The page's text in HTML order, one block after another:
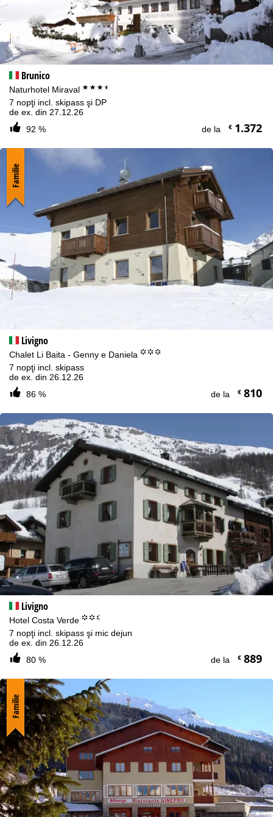
Brunico
Naturhotel Miraval ***+
7 nopţi incl. skipass şi DP
de ex. din 27.12.26
92 %
de la €1.372
Livigno
Chalet Li Baita - Genny e Daniela °°°
7 nopţi incl. skipass
de ex. din 26.12.26
86 %
de la €810
Familie
Livigno
Hotel Costa Verde °°.
7 nopţi incl. skipass şi mic dejun
de ex. din 26.12.26
80 %
de la €889
Familie